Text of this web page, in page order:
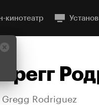
кинотеатр
Грегг
Gregg Rodriguez